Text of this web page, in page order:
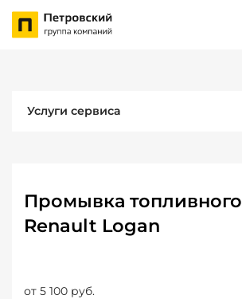
Услуги сервиса
Промывка
Renault Logan
от 5 100 руб.